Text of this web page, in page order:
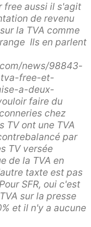
free aussi il s'agit
de revenu
la TVA comme
Ils en parlent
news/98843-
free-et-
a-deux-
faire du
chez
TV ont une TVA
par
TV versée
de la TVA en
taxte est pas
SFR, oui c'est
sur la presse
et il n'y a aucune